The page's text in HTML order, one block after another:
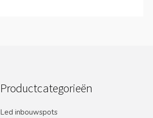
Productcategorieën
Led inbouwspots